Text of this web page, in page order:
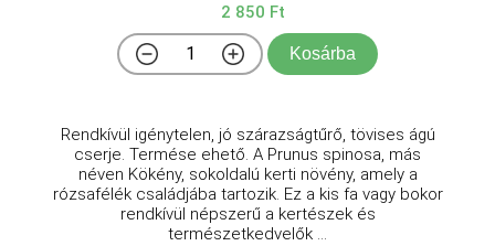
2 850 Ft
Kosárba
Rendkívül igénytelen, jó szárazságtűrő, tövises ágú
cserje. Termése ehető. A Prunus spinosa, más
néven Kökény, sokoldalú kerti növény, amely a
rózsafélék családjába tartozik. Ez a kis fa vagy bokor
rendkívül népszerű a kertészek és
természetkedvelők ...